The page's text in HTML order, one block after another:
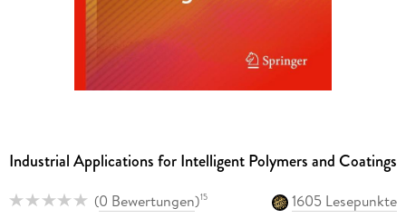
Industrial Applications for Intelligent Polymers and Coatings
(0 Bewertungen)15
1605 Lesepunkte